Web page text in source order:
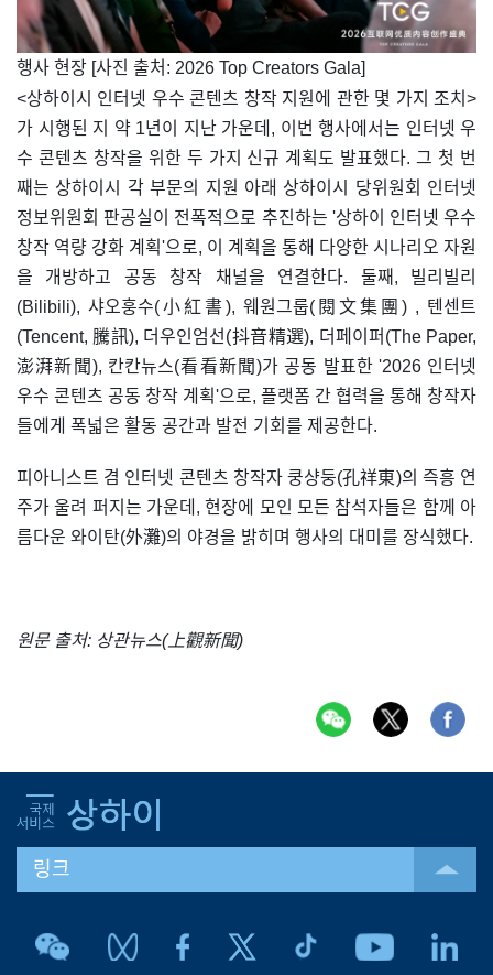
​행사 현장 [사진 출처: 2026 Top Creators Gala]
<상하이시 인터넷 우수 콘텐츠 창작 지원에 관한 몇 가지 조치>
가 시행된 지 약 1년이 지난 가운데, 이번 행사에서는 인터넷 우
수 콘텐츠 창작을 위한 두 가지 신규 계획도 발표했다. 그 첫 번
째는 상하이시 각 부문의 지원 아래 상하이시 당위원회 인터넷
정보위원회 판공실이 전폭적으로 추진하는 '상하이 인터넷 우수
창작 역량 강화 계획'으로, 이 계획을 통해 다양한 시나리오 자원
을 개방하고 공동 창작 채널을 연결한다. 둘째, 빌리빌리
(Bilibili), 샤오훙수(小紅書), 웨원그룹(閱文集團) , 텐센트
(Tencent, 騰訊), 더우인엄선(抖音精選), 더페이퍼(The Paper,
澎湃新聞), 칸칸뉴스(看看新聞)가 공동 발표한 '2026 인터넷
우수 콘텐츠 공동 창작 계획'으로, 플랫폼 간 협력을 통해 창작자
들에게 폭넓은 활동 공간과 발전 기회를 제공한다.
피아니스트 겸 인터넷 콘텐츠 창작자 쿵샹둥(孔祥東)의 즉흥 연
주가 울려 퍼지는 가운데, 현장에 모인 모든 참석자들은 함께 아
름다운 와이탄(外灘)의 야경을 밝히며 행사의 대미를 장식했다.
원문 출처: 상관뉴스(上觀新聞)
링크